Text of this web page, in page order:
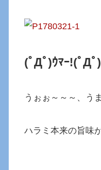
(ﾟДﾟ)ｳﾏｰ!(ﾟДﾟ
うぉぉ～～～、う
ハラミ本来の旨味